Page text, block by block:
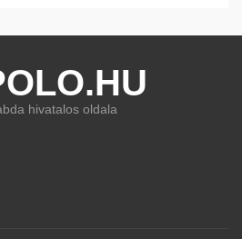
hivatalos oldala